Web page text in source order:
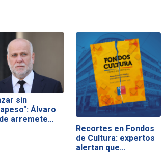
sin
Álvaro
arremete…
Recortes en Fondos
de Cultura: expertos
alertan que…